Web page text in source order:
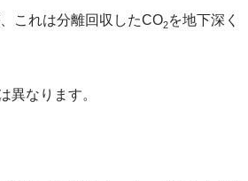
これは分離回収したCO2を地下深く
異なります。